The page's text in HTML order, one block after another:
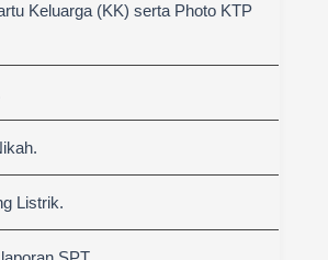
Keluarga (KK) serta Photo KTP
Listrik.